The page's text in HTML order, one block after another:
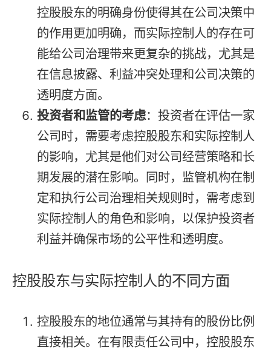
控股股东的明确身份使得其在公司决策中
的作用更加明确，而实际控制人的存在可
能给公司治理带来更复杂的挑战，尤其是
在信息披露、利益冲突处理和公司决策的
透明度方面。
投资者和监管的考虑：投资者在评估一家
公司时，需要考虑控股股东和实际控制人
的影响，尤其是他们对公司经营策略和长
期发展的潜在影响。同时，监管机构在制
定和执行公司治理相关规则时，需考虑到
实际控制人的角色和影响，以保护投资者
利益并确保市场的公平性和透明度。
控股股东与实际控制人的不同方面
控股股东的地位通常与其持有的股份比例
直接相关。在有限责任公司中，控股股东